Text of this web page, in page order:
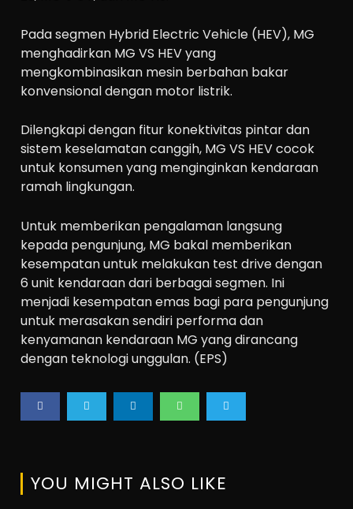
Pada segmen Hybrid Electric Vehicle (HEV), MG
menghadirkan MG VS HEV yang
mengkombinasikan mesin berbahan bakar
konvensional dengan motor listrik.
Dilengkapi dengan fitur konektivitas pintar dan
sistem keselamatan canggih, MG VS HEV cocok
untuk konsumen yang menginginkan kendaraan
ramah lingkungan.
Untuk memberikan pengalaman langsung
kepada pengunjung, MG bakal memberikan
kesempatan untuk melakukan test drive dengan
6 unit kendaraan dari berbagai segmen. Ini
menjadi kesempatan emas bagi para pengunjung
untuk merasakan sendiri performa dan
kenyamanan kendaraan MG yang dirancang
dengan teknologi unggulan. (EPS)
YOU MIGHT ALSO LIKE